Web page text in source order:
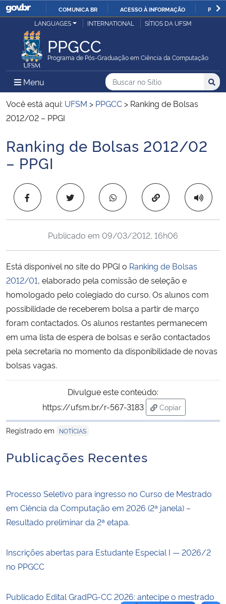
IR
COMUNICA BR ACESSO À INFORMAÇÃO
Ministério da Justiça e Segurança Pública
Ministério da Defesa
Ministério das Relações Exteriores
Ministério da Infraestrutura
Ministério da Educação
Ministério da Cidadania
Ministério de Minas e Energia
Ministério da Ciência, Tecnologia, Inovações e Comunicações
Ministério do Meio Ambiente
Ministério do Turismo
Ministério do Desenvolvimento Regional
Controladoria-Geral da União
Gabinete de Segurança Institucional
Advocacia-Geral da União
LANGUAGES INTERNATIONAL SÍTIOS DA UFSM
PPGCC
Programa de Pós-Graduação em Ciência da Computação
Menu Menu Principal do Sítio
Busca
Buscar no no Sítio
Busca:
Você está aqui: UFSM > PPGCC > Ranking de Bolsas
2012/02 – PPGI
Início do conteúdo
Ranking de Bolsas 2012/02
– PPGI
Copiar para área
Publicado em 09/03/2012, 16h06
Está disponível no site do PPGI o Ranking de Bolsas
2012/01, elaborado pela comissão de seleção e
homologado pelo colegiado do curso. Os alunos com
possibilidade de receberem bolsa a partir de março
foram contactados. Os alunos restantes permanecem
em uma lista de espera de bolsas e serão contactados
pela secretaria no momento da disponibilidade de novas
bolsas vagas.
Divulgue este conteúdo:
https://ufsm.br/r-567-3183
Copiar
para área de
Registrado em
NOTÍCIAS
Publicações Recentes
Processo Seletivo para ingresso no Curso de Mestrado
em Ciência da Computação em 2026 (2ª janela) –
Resultado preliminar da 2ª etapa.
Inscrições abertas para Estudante Especial I — 2026/2
no PPGCC
Publicado Edital GradPG-CC 2026: antecipe o mestrado